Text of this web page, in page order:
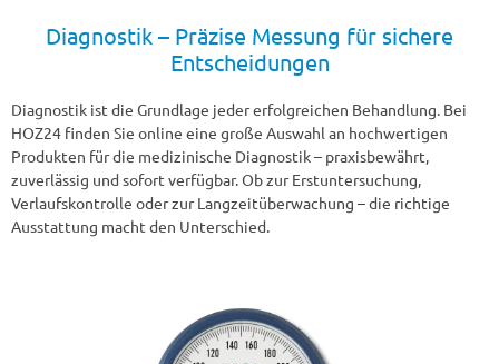
Diagnostik – Präzise Messung für sichere
Entscheidungen
Diagnostik ist die Grundlage jeder erfolgreichen Behandlung. Bei
HOZ24 finden Sie online eine große Auswahl an hochwertigen
Produkten für die medizinische Diagnostik – praxisbewährt,
zuverlässig und sofort verfügbar. Ob zur Erstuntersuchung,
Verlaufskontrolle oder zur Langzeitüberwachung – die richtige
Ausstattung macht den Unterschied.